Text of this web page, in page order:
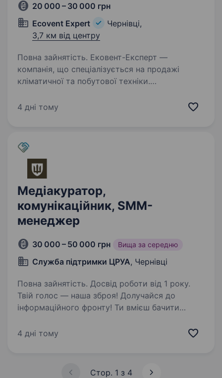
20 000 – 30 000 грн
Ecovent Expert
Чернівці,
3,7 км від центру
Повна зайнятість. Ековент-Експерт —
компанія, що спеціалізується на продажі
кліматичної та побутової техніки.
та активно розвиваємо їхні сторінки
4 дні тому
Медіакуратор,
комунікаційник, SMM-
менеджер
30 000 – 50 000 грн Вища за середню
Служба підтримки ЦРУА, Чернівці
Повна зайнятість. Досвід роботи від 1 року.
Твій голос — наша зброя! Долучайся до
інформаційного фронту! Ти вмієш бачити
відео збирають перегляди, а тексти чіпляють
4 дні тому
Стор. 1 з 4